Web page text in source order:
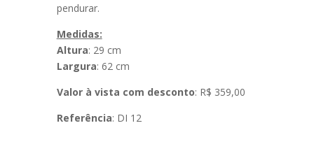
pendurar.
Medidas:
Altura: 29 cm
Largura: 62 cm
Valor à vista com desconto: R$ 359,00
Referência: DI 12